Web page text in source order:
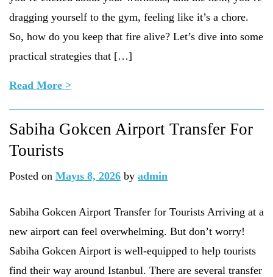
dragging yourself to the gym, feeling like it’s a chore.
So, how do you keep that fire alive? Let’s dive into some
practical strategies that […]
Read More >
Sabiha Gokcen Airport Transfer For
Tourists
Posted on Mayıs 8, 2026 by admin
Sabiha Gokcen Airport Transfer for Tourists Arriving at a
new airport can feel overwhelming. But don’t worry!
Sabiha Gokcen Airport is well-equipped to help tourists
find their way around Istanbul. There are several transfer